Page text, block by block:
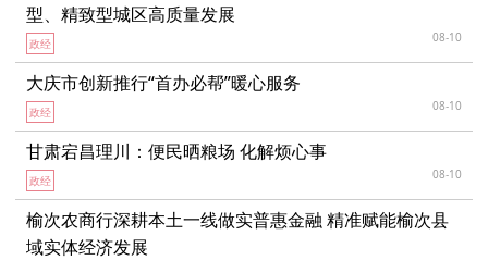
型、精致型城区高质量发展
政经 08-10
大庆市创新推行“首办必帮”暖心服务
政经 08-10
甘肃宕昌理川：便民晒粮场 化解烦心事
政经 08-10
榆次农商行深耕本土一线做实普惠金融 精准赋能榆次县
域实体经济发展